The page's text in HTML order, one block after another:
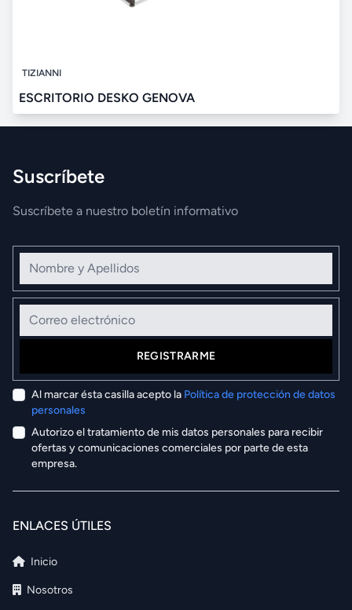
TIZIANNI
ESCRITORIO DESKO GENOVA
Suscríbete
Suscríbete a nuestro boletín informativo
Nombre y Apellidos
Correo electrónico
REGISTRARME
Al marcar ésta casilla acepto la Política de protección de datos
personales
Autorizo el tratamiento de mis datos personales para recibir
ofertas y comunicaciones comerciales por parte de esta
empresa.
ENLACES ÚTILES
Inicio
Nosotros